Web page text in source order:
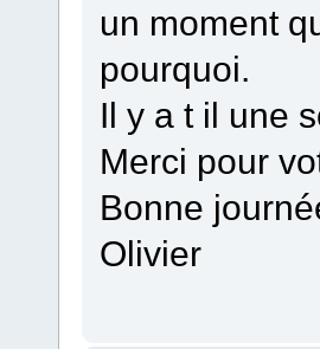
un moment
pourquoi.
Il y a t il une
Merci pour
Bonne
Olivier